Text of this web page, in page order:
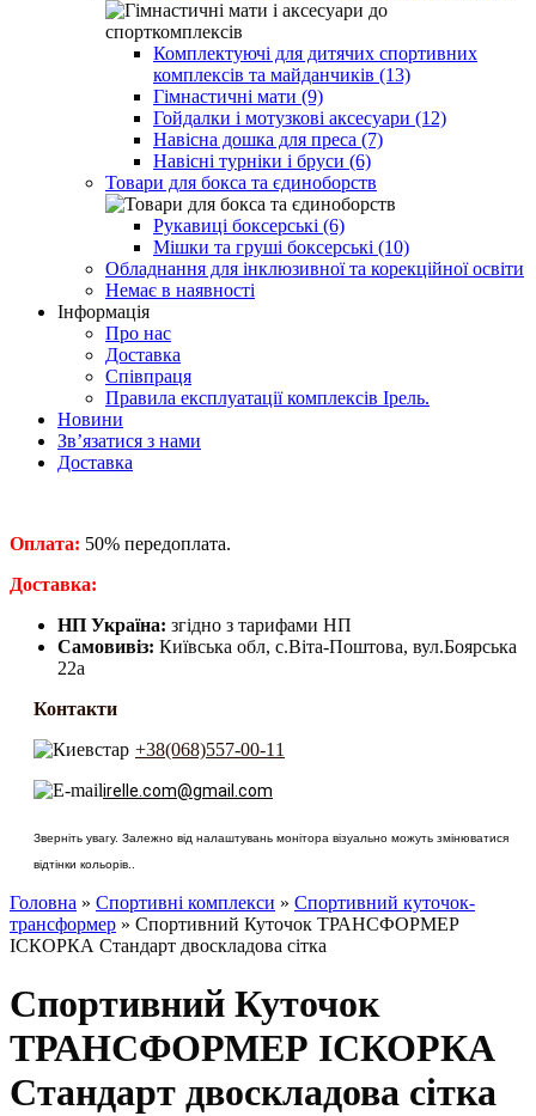
Комплектуючі для дитячих спортивних
комплексів та майданчиків (13)
Гімнастичні мати (9)
Гойдалки і мотузкові аксесуари (12)
Навісна дошка для преса (7)
Навісні турніки і бруси (6)
Товари для бокса та єдиноборств
Рукавиці боксерські (6)
Мішки та груші боксерські (10)
Обладнання для інклюзивної та корекційної освіти
Немає в наявності
Інформація
Про нас
Доставка
Співпраця
Правила експлуатації комплексів Ірель.
Новини
Зв’язатися з нами
Доставка
Оплата: 50% передоплата.
​Доставка:
НП Україна: згідно з тарифами НП
Самовивіз: Київська обл, с.Віта-Поштова, вул.Боярська
22а
Контакти
+38(068)557-00-11
irelle.com@gmail.com
Зверніть увагу. Залежно від налаштувань монітора візуально можуть змінюватися
відтінки кольорів..
Головна » Спортивні комплекси » Спортивний куточок-
трансформер » Спортивний Куточок ТРАНСФОРМЕР
ІСКОРКА Стандарт двоскладова сітка
Спортивний Куточок
ТРАНСФОРМЕР ІСКОРКА
Стандарт двоскладова сітка